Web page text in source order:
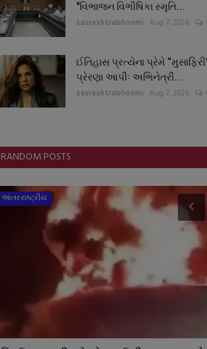
"વિભાજન વિભીષિકા સ્મૃતિ...
saurashtrabhoomi Aug 7, 2026
ઈતિહાસ પ્રત્યેના પ્રેમે
પ્રેરણા આપીઃ અભિનેત્રી...
saurashtrabhoomi Aug 7, 2026
RANDOM POSTS
આંતરરાષ્ટ્રીય